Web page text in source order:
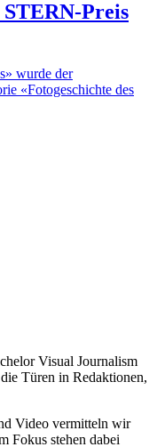
Preis
wurde der
«Fotogeschichte des
Visual Journalism
Türen in Redaktionen,
Video vermitteln wir
Fokus stehen dabei